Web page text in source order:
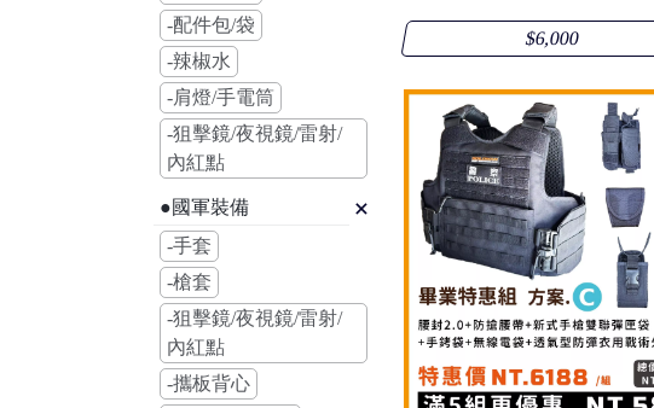
-配件包/袋
-辣椒水
-肩燈/手電筒
-狙擊鏡/夜視鏡/雷射/
內紅點
●國軍裝備
-手套
-槍套
-狙擊鏡/夜視鏡/雷射/
內紅點
-攜板背心
$6,000